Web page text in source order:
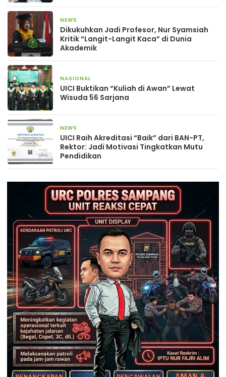
NEWS
Dikukuhkan Jadi Profesor, Nur Syamsiah
Kritik “Langit-Langit Kaca” di Dunia
Akademik
NASIONAL
UICI Buktikan “Kuliah di Awan” Lewat
Wisuda 56 Sarjana
NEWS
UICI Raih Akreditasi “Baik” dari BAN-PT,
Rektor: Jadi Motivasi Tingkatkan Mutu
Pendidikan